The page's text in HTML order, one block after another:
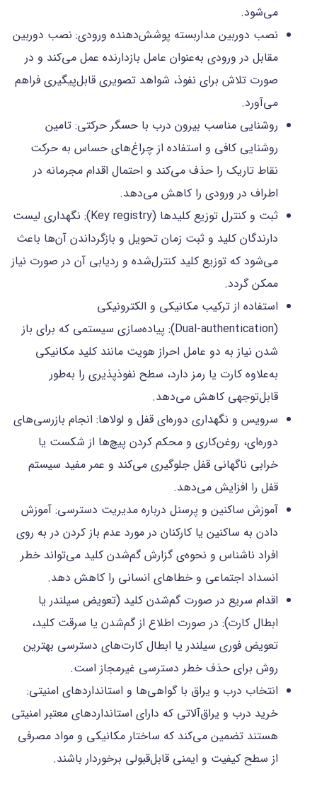
می‌شود.
نصب دوربین مداربسته پوشش‌دهنده ورودی: نصب دوربین
مقابل در ورودی به‌عنوان عامل بازدارنده عمل می‌کند و در
صورت تلاش برای نفوذ، شواهد تصویری قابل‌پیگیری فراهم
می‌آورد.
روشنایی مناسب بیرون درب با حسگر حرکتی: تامین
روشنایی کافی و استفاده از چراغ‌های حساس به حرکت
نقاط تاریک را حذف می‌کند و احتمال اقدام مجرمانه در
اطراف در ورودی را کاهش می‌دهد.
ثبت و کنترل توزیع کلیدها (Key registry): نگهداری لیست
دارندگان کلید و ثبت زمان تحویل و بازگرداندن آن‌ها باعث
می‌شود که توزیع کلید کنترل‌شده و ردیابی آن در صورت نیاز
ممکن گردد.
استفاده از ترکیب مکانیکی و الکترونیکی
(Dual‑authentication): پیاده‌سازی سیستمی که برای باز
شدن نیاز به دو عامل احراز هویت مانند کلید مکانیکی
به‌علاوه کارت یا رمز دارد، سطح نفوذپذیری را به‌طور
قابل‌توجهی کاهش می‌دهد.
سرویس و نگهداری دوره‌ای قفل و لولاها: انجام بازرسی‌های
دوره‌ای، روغن‌کاری و محکم کردن پیچ‌ها از شکست یا
خرابی ناگهانی قفل جلوگیری می‌کند و عمر مفید سیستم
قفل را افزایش می‌دهد.
آموزش ساکنین و پرسنل درباره مدیریت دسترسی: آموزش
دادن به ساکنین یا کارکنان در مورد عدم باز کردن در به روی
افراد ناشناس و نحوه‌ی گزارش گم‌شدن کلید می‌تواند خطر
انسداد اجتماعی و خطاهای انسانی را کاهش دهد.
اقدام سریع در صورت گم‌شدن کلید (تعویض سیلندر یا
ابطال کارت): در صورت اطلاع از گم‌شدن یا سرقت کلید،
تعویض فوری سیلندر یا ابطال کارت‌های دسترسی بهترین
روش برای حذف خطر دسترسی غیرمجاز است.
انتخاب درب و یراق با گواهی‌ها و استانداردهای امنیتی:
خرید درب و یراق‌آلاتی که دارای استانداردهای معتبر امنیتی
هستند تضمین می‌کند که ساختار مکانیکی و مواد مصرفی
از سطح کیفیت و ایمنی قابل‌قبولی برخوردار باشند.